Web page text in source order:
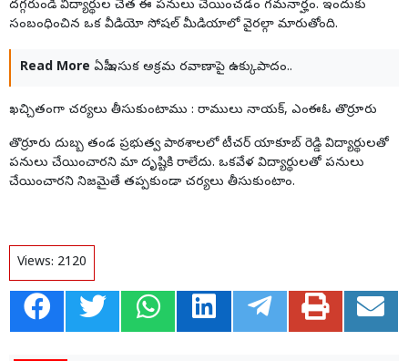
దగ్గరుండి విద్యార్థుల చేత ఈ పనులు చేయించడం గమనార్హం. ఇందుకు
సంబంధించిన ఒక వీడియో సోషల్ మీడియాలో వైరల్గా మారుతోంది.
Read More ఏపీ ఇసుక అక్రమ రవాణాపై ఉక్కుపాదం..
ఖచ్చితంగా చర్యలు తీసుకుంటాము : రాములు నాయక్, ఎంఈఓ తొర్రూరు
తొర్రూరు దుబ్బ తండ ప్రభుత్వ పాఠశాలలో టీచర్ యాకూబ్ రెడ్డి విద్యార్థులతో
పనులు చేయించారని మా దృష్టికి రాలేదు. ఒకవేళ విద్యార్థులతో పనులు
చేయించారని నిజమైతే తప్పకుండా చర్యలు తీసుకుంటాం.
Views: 2120